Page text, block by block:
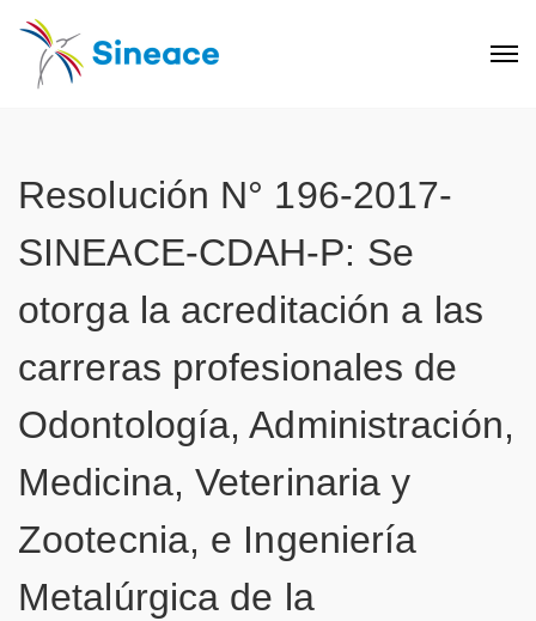
Resolución N° 196-2017-
SINEACE-CDAH-P: Se
otorga la acreditación a las
carreras profesionales de
Odontología, Administración,
Medicina, Veterinaria y
Zootecnia, e Ingeniería
Metalúrgica de la